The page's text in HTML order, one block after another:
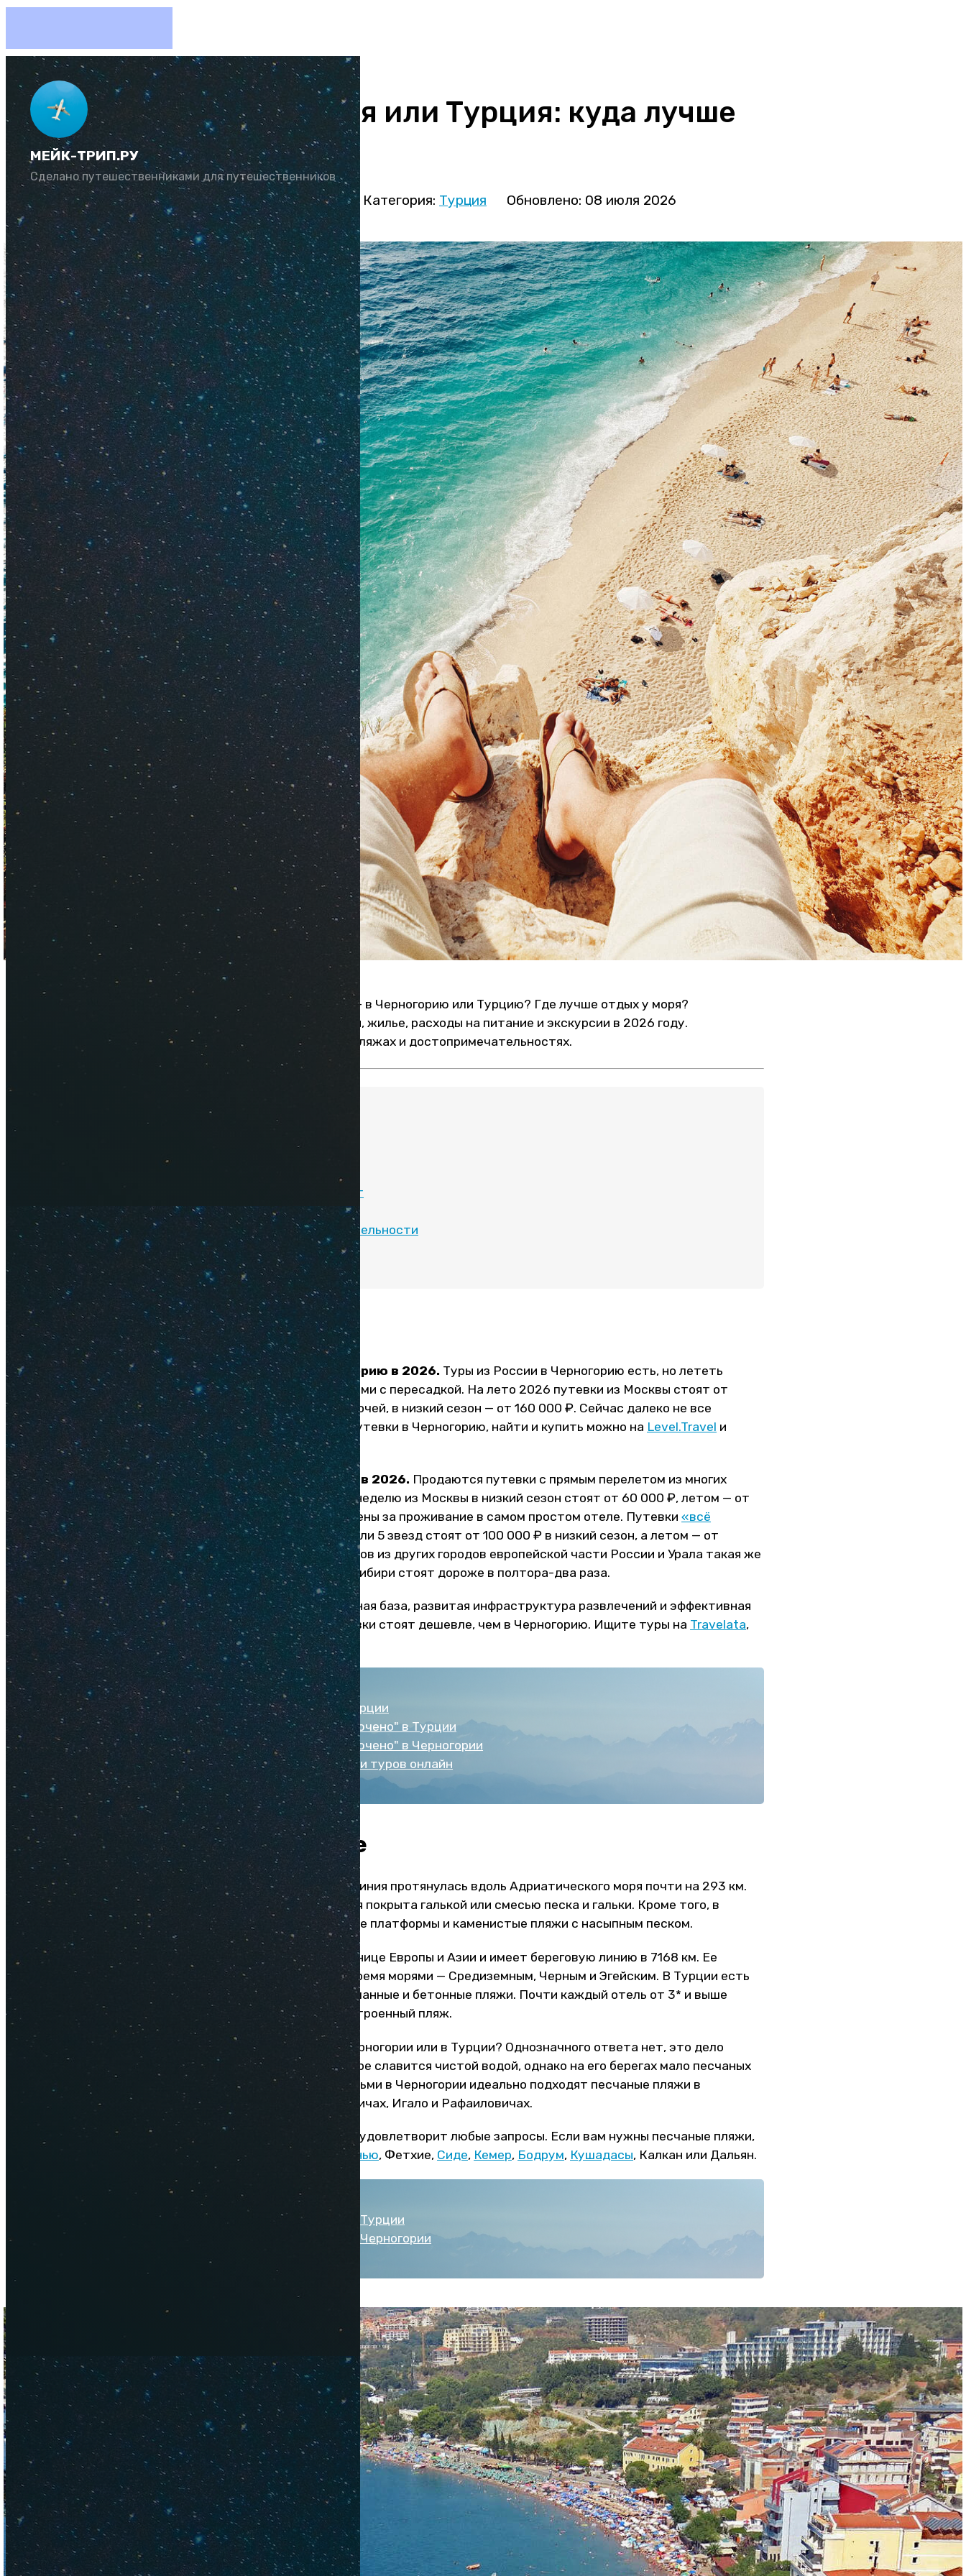
МЕЙК-ТРИП.РУ
Сделано путешественниками для путешественников
Черногория или Турция: куда лучше
ехать
Автор:Юлия Козлова Категория: Турция Обновлено: 08 июля 2026
В какую страну поехать — в Черногорию или Турцию? Где лучше отдых у моря?
Сравниваем цены на туры, жилье, расходы на питание и экскурсии в 2026 году.
Рассказываем о погоде, пляжах и достопримечательностях.
Содержание:
Погода и климат
Цены на отдых
Достопримечательности
Где лучше
Туры
Цены на туры в Черногорию в 2026. Туры из России в Черногорию есть, но лететь
нужно регулярными рейсами с пересадкой. На лето 2026 путевки из Москвы стоят от
220 000 ₽ на двоих на 7 ночей, в низкий сезон — от 160 000 ₽. Сейчас далеко не все
турагентства продают путевки в Черногорию, найти и купить можно на Level.Travel и
Onlinetours .
Цены на туры в Турцию в 2026. Продаются путевки с прямым перелетом из многих
городов России. Туры на неделю из Москвы в низкий сезон стоят от 60 000 ₽, летом — от
100 000 ₽ на двоих. Это цены за проживание в самом простом отеле. Путевки«всё
включено»в хорошие отели 5 звезд стоят от 100 000 ₽ в низкий сезон, а летом — от
160 000 ₽. Стоимость туров из других городов европейской части России и Урала такая же
или выше, а вот туры из Сибири стоят дороже в полтора-два раза.
В Турции огромная отельная база, развитая инфраструктура развлечений и эффективная
логистика, поэтому путевки стоят дешевле, чем в Черногорию. Ищите туры на Travelata,
Level.Travel и Onlinetours .
Новые отели Турции
Отдых "всё включено" в Турции
Отдых "всё включено" в Черногории
7 правил покупки туров онлайн
Пляжи и море
Черногория.
Береговая линия протянулась вдоль Адриатического моря почти на 293 км.
Большая часть побережья покрыта галькой или смесью песка и гальки. Кроме того, в
Черногории есть бетонные платформы и каменистые пляжи с насыпным песком.
Турция
находится на границе Европы и Азии и имеет береговую линию в 7168 км. Ее
территория омывается тремя морями — Средиземным, Черным и Эгейским. В Турции есть
песчаные, галечные, смешанные и бетонные пляжи. Почти каждый отель от 3* и выше
имеет собственный обустроенный пляж.
Где лучше пляжи
— в Черногории или в Турции? Однозначного ответа нет, это дело
вкуса. Адриатическое море славится чистой водой, однако на его берегах мало песчаных
пляжей. Для отдыха с детьми в Черногории идеально подходят песчаные пляжи в
, в Бечичах, Игало и Рафаиловичах.
Пляжный отдых в Турции удовлетворит любые запросы. Если вам нужны песчаные пляжи,
выбирайте
Анталью Аланью, Фетхие, Сиде, Кемер, Бодрум, Кушадасы, Калкан или Дальян.
Где отдыхать в Турции
Где отдыхать в Черногории